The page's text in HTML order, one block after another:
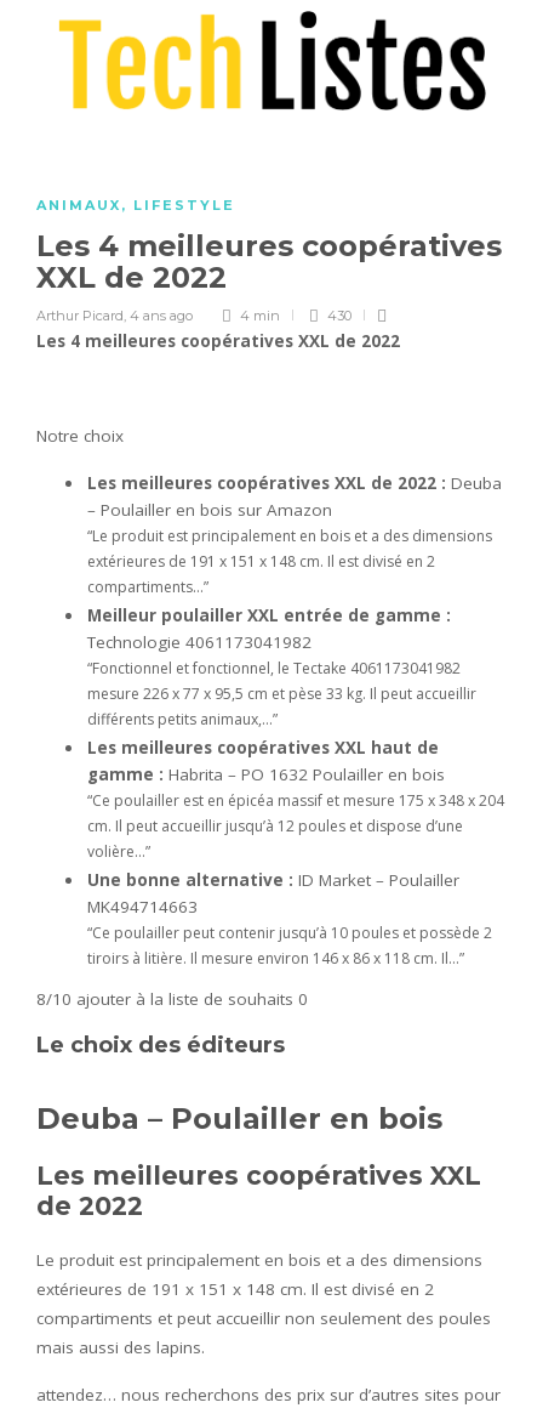
ANIMAUX , LIFESTYLE
Les 4 meilleures coopératives
XXL de 2022
Arthur Picard, 4 ans ago 4 min 430
Les 4 meilleures coopératives XXL de 2022
Notre choix
Les meilleures coopératives XXL de 2022 : Deuba
– Poulailler en bois sur Amazon
“Le produit est principalement en bois et a des dimensions
extérieures de 191 x 151 x 148 cm. Il est divisé en 2
compartiments…”
Meilleur poulailler XXL entrée de gamme :
Technologie 4061173041982
“Fonctionnel et fonctionnel, le Tectake 4061173041982
mesure 226 x 77 x 95,5 cm et pèse 33 kg. Il peut accueillir
différents petits animaux,…”
Les meilleures coopératives XXL haut de
gamme : Habrita – PO 1632 Poulailler en bois
“Ce poulailler est en épicéa massif et mesure 175 x 348 x 204
cm. Il peut accueillir jusqu’à 12 poules et dispose d’une
volière…”
Une bonne alternative : ID Market – Poulailler
MK494714663
“Ce poulailler peut contenir jusqu’à 10 poules et possède 2
tiroirs à litière. Il mesure environ 146 x 86 x 118 cm. Il…”
8/10 ajouter à la liste de souhaits 0
Le choix des éditeurs
Deuba – Poulailler en bois
Les meilleures coopératives XXL
de 2022
Le produit est principalement en bois et a des dimensions
extérieures de 191 x 151 x 148 cm. Il est divisé en 2
compartiments et peut accueillir non seulement des poules
mais aussi des lapins.
attendez… nous recherchons des prix sur d’autres sites pour